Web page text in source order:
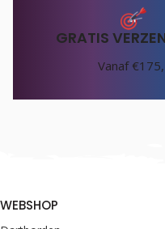
GRATIS
Vanaf
WEBSHOP